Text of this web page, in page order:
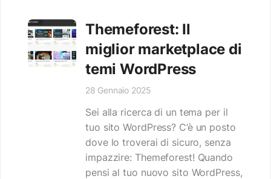
Themeforest: Il
miglior marketplace di
temi WordPress
28 Gennaio 2025
Sei alla ricerca di un tema per il
tuo sito WordPress? C’è un posto
dove lo troverai di sicuro, senza
impazzire: Themeforest! Quando
pensi al tuo nuovo sito WordPress,